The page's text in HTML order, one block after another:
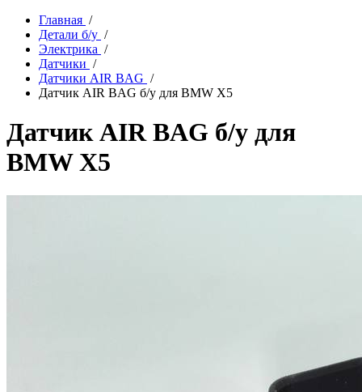
Главная /
Детали б/у /
Электрика /
Датчики /
Датчики AIR BAG /
Датчик AIR BAG б/у для BMW X5
Датчик AIR BAG б/у для
BMW X5